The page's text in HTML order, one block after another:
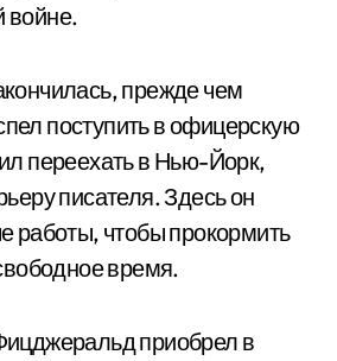
войне.
прежде чем
поступить в офицерскую
переехать в Нью-Йорк,
писателя. Здесь он
работы, чтобы прокормить
время.
приобрел в